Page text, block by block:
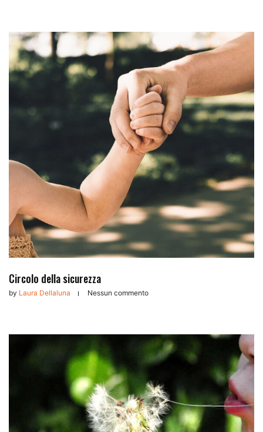
Circolo della sicurezza
by Laura Dellaluna Nessun commento